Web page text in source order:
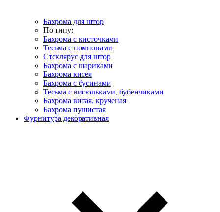
Бахрома для штор
По типу:
Бахрома с кисточками
Тесьма с помпонами
Стеклярус для штор
Бахрома с шариками
Бахрома кисея
Бахрома с бусинами
Тесьма с висюльками, бубенчиками
Бахрома витая, крученая
Бахрома пушистая
Фурнитура декоративная